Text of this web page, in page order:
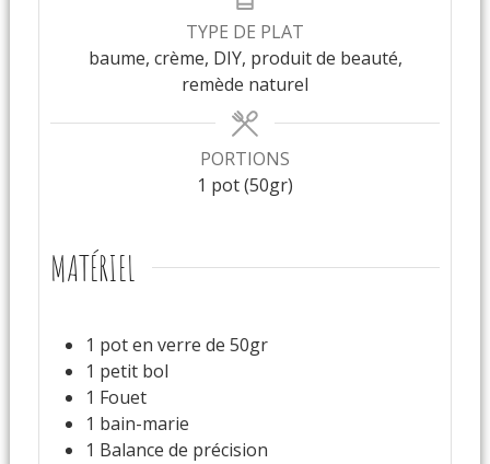
TYPE DE PLAT
baume, crème, DIY, produit de beauté,
remède naturel
PORTIONS
1 pot (50gr)
MATÉRIEL
1 pot en verre de 50gr
1 petit bol
1 Fouet
1 bain-marie
1 Balance de précision